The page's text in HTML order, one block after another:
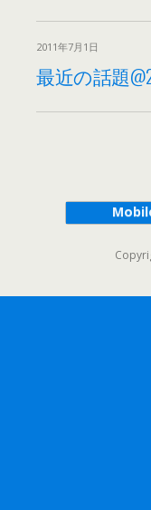
2011年7月1日
最近の話題